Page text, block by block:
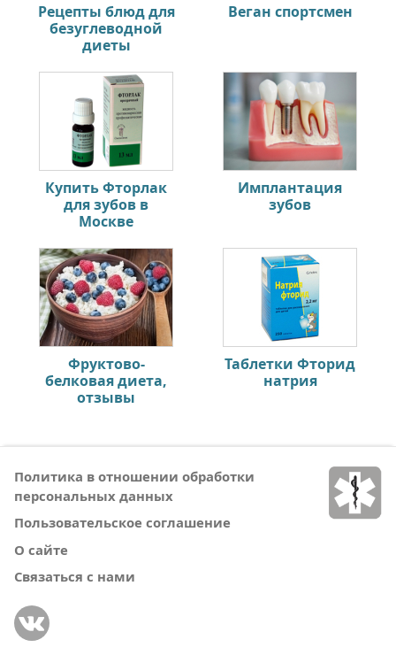
Рецепты блюд для
безуглеводной
диеты
Веган спортсмен
Купить Фторлак
для зубов в
Москве
Имплантация
зубов
Фруктово-
белковая диета,
отзывы
Таблетки Фторид
натрия
Политика в отношении обработки
персональных данных
Пользовательское соглашение
О сайте
Связаться с нами